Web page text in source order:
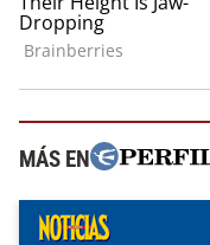
MÁS EN